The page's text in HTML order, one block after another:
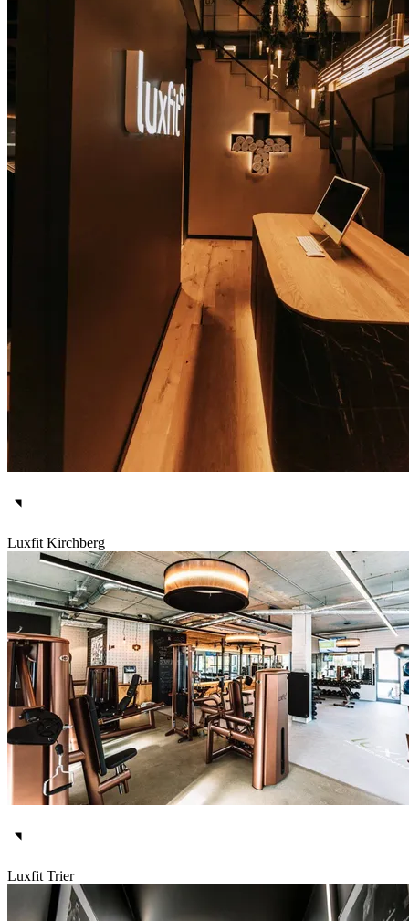
Luxfit Kirchberg
Luxfit Trier